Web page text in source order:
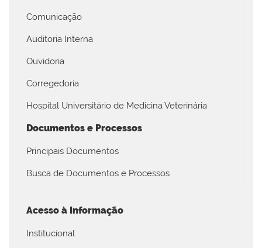
Comunicação
Auditoria Interna
Ouvidoria
Corregedoria
Hospital Universitário de Medicina Veterinária
Documentos e Processos
Principais Documentos
Busca de Documentos e Processos
Acesso à Informação
Institucional